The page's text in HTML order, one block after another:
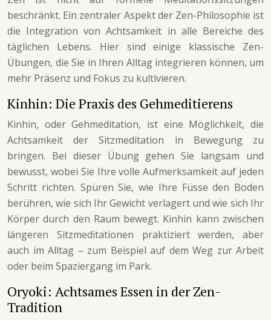
beschränkt. Ein zentraler Aspekt der Zen-Philosophie ist
die Integration von Achtsamkeit in alle Bereiche des
täglichen Lebens. Hier sind einige klassische Zen-
Übungen, die Sie in Ihren Alltag integrieren können, um
mehr Präsenz und Fokus zu kultivieren.
Kinhin: Die Praxis des Gehmeditierens
Kinhin, oder Gehmeditation, ist eine Möglichkeit, die
Achtsamkeit der Sitzmeditation in Bewegung zu
bringen. Bei dieser Übung gehen Sie langsam und
bewusst, wobei Sie Ihre volle Aufmerksamkeit auf jeden
Schritt richten. Spüren Sie, wie Ihre Füsse den Boden
berühren, wie sich Ihr Gewicht verlagert und wie sich Ihr
Körper durch den Raum bewegt. Kinhin kann zwischen
längeren Sitzmeditationen praktiziert werden, aber
auch im Alltag – zum Beispiel auf dem Weg zur Arbeit
oder beim Spaziergang im Park.
Oryoki: Achtsames Essen in der Zen-
Tradition